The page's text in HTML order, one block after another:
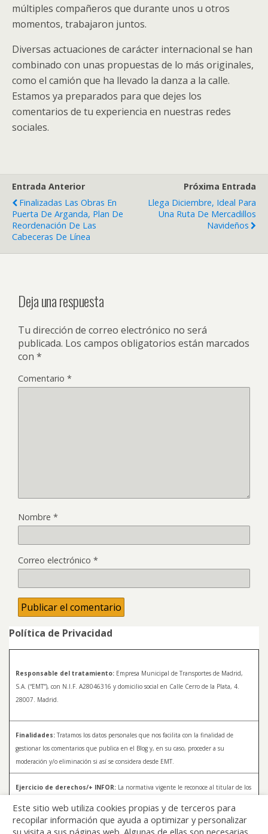
múltiples compañeros que durante unos u otros
momentos, trabajaron juntos.
Diversas actuaciones de carácter internacional se han
combinado con unas propuestas de lo más originales,
como el camión que ha llevado la danza a la calle.
Estamos ya preparados para que dejes los
comentarios de tu experiencia en nuestras redes
sociales.
Entrada Anterior
Finalizadas Las Obras En
Puerta De Arganda, Plan De
Reordenación De Las
Cabeceras De Línea
Próxima Entrada
Llega Diciembre, Ideal Para
Una Ruta De Mercadillos
Navideños
Deja una respuesta
Tu dirección de correo electrónico no será
publicada. Los campos obligatorios están marcados
con *
Comentario *
Nombre *
Correo electrónico *
Política de Privacidad
Responsable del tratamiento: Empresa Municipal de Transportes de Madrid,
S.A. (“EMT”), con N.I.F. A28046316 y domicilio social en Calle Cerro de la Plata, 4.
28007. Madrid.
Finalidades: Tratamos los datos personales que nos facilita con la finalidad de
gestionar los comentarios que publica en el Blog y, en su caso, proceder a su
moderación y/o eliminación si así se considera desde EMT.
Ejercicio de derechos/+ INFOR: La normativa vigente le reconoce al titular de los
rectificar y a solicitar la supresión de sus datos. Para más información sobre el
tratamiento de sus datos y la forma en que puede ejercer sus derechos, consulte la
Este sitio web utiliza cookies propias y de terceros para
recopilar información que ayuda a optimizar y personalizar
su visita a sus páginas web. Algunas de ellas son necesarias